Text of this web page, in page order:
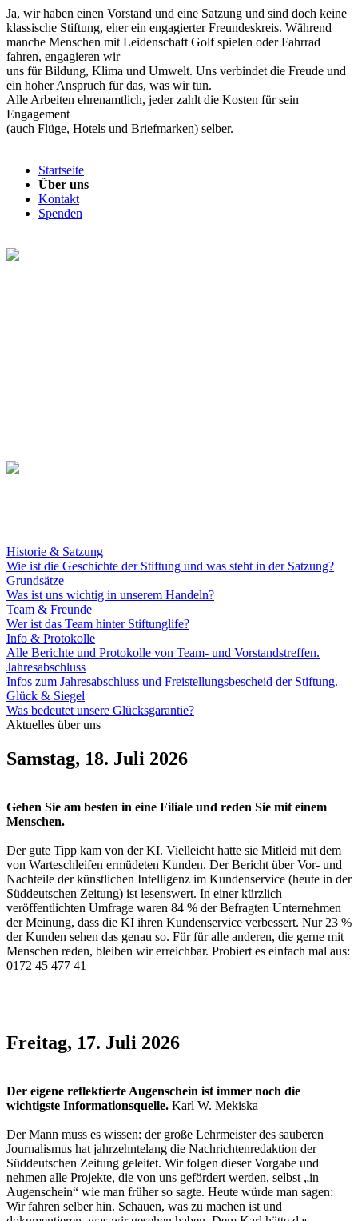
Ja, wir haben einen Vorstand und eine Satzung und sind doch keine
klassische Stiftung, eher ein engagierter Freundeskreis. Während
manche Menschen mit Leidenschaft Golf spielen oder Fahrrad
fahren, engagieren wir
uns für Bildung, Klima und Umwelt. Uns verbindet die Freude und
ein hoher Anspruch für das, was wir tun.
Alle Arbeiten ehrenamtlich, jeder zahlt die Kosten für sein
Engagement
(auch Flüge, Hotels und Briefmarken) selber.
Startseite
Über uns
Kontakt
Spenden
Historie & Satzung
Wie ist die Geschichte der Stiftung und was steht in der Satzung?
Grundsätze
Was ist uns wichtig in unserem Handeln?
Team & Freunde
Wer ist das Team hinter Stiftunglife?
Info & Protokolle
Alle Berichte und Protokolle von Team- und Vorstandstreffen.
Jahresabschluss
Infos zum Jahresabschluss und Freistellungsbescheid der Stiftung.
Glück & Siegel
Was bedeutet unsere Glücksgarantie?
Aktuelles über uns
Samstag, 18. Juli 2026
Gehen Sie am besten in eine Filiale und reden Sie mit einem
Menschen.
Der gute Tipp kam von der KI. Vielleicht hatte sie Mitleid mit dem
von Warteschleifen ermüdeten Kunden. Der Bericht über Vor- und
Nachteile der künstlichen Intelligenz im Kundenservice (heute in der
Süddeutschen Zeitung) ist lesenswert. In einer kürzlich
veröffentlichten Umfrage waren 84 % der Befragten Unternehmen
der Meinung, dass die KI ihren Kundenservice verbessert. Nur 23 %
der Kunden sehen das genau so. Für für alle anderen, die gerne mit
Menschen reden, bleiben wir erreichbar. Probiert es einfach mal aus:
0172 45 477 41
Freitag, 17. Juli 2026
Der eigene reflektierte Augenschein ist immer noch die
wichtigste Informationsquelle. Karl W. Mekiska
Der Mann muss es wissen: der große Lehrmeister des sauberen
Journalismus hat jahrzehntelang die Nachrichtenredaktion der
Süddeutschen Zeitung geleitet. Wir folgen dieser Vorgabe und
nehmen alle Projekte, die von uns gefördert werden, selbst „in
Augenschein“ wie man früher so sagte. Heute würde man sagen:
Wir fahren selber hin. Schauen, was zu machen ist und